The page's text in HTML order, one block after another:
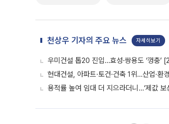
천상우 기자의 주요 뉴스 자세히보기
우미건설 톱20 진입…효성·쌍용도 ‘껑충’
현대건설, 아파트·토건·건축 1위…산업·
용적률 높여 임대 더 지으라더니…‘제값 보